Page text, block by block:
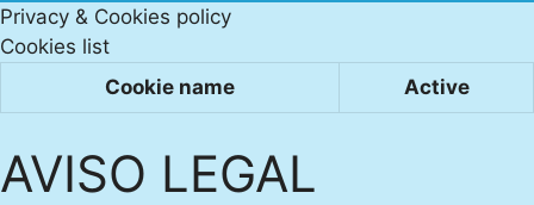
Privacy & Cookies policy
Cookies list
Cookie name
Active
AVISO LEGAL